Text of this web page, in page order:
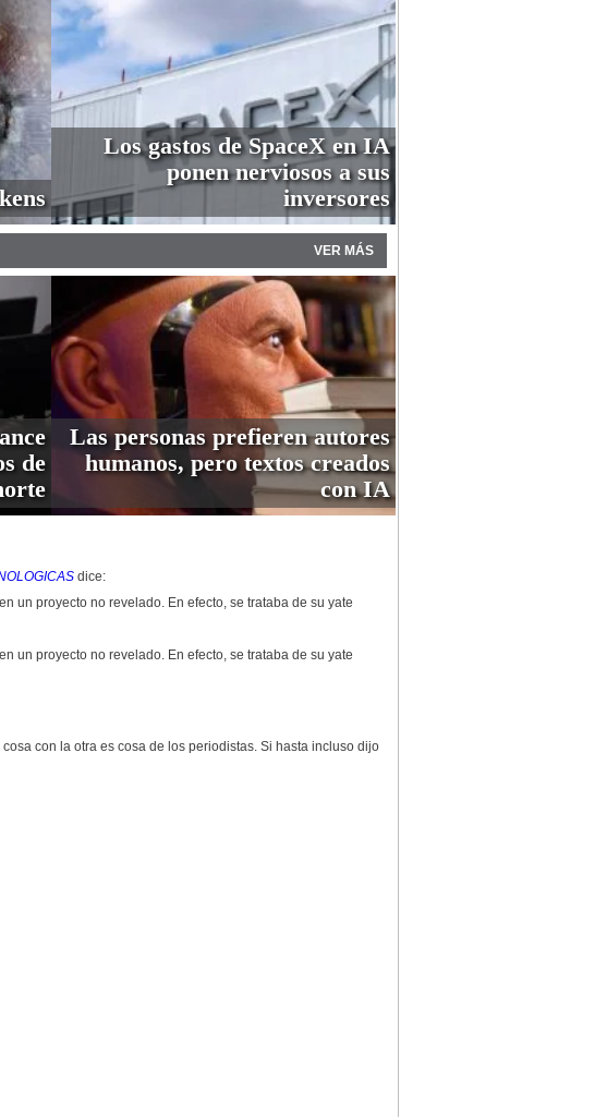
Los gastos de SpaceX en IA
ponen nerviosos a sus
inversores
VER MÁS
de
Las personas prefieren autores
humanos, pero textos creados
con IA
dice:
un proyecto no revelado. En efecto, se trataba de su yate
un proyecto no revelado. En efecto, se trataba de su yate
con la otra es cosa de los periodistas. Si hasta incluso dijo